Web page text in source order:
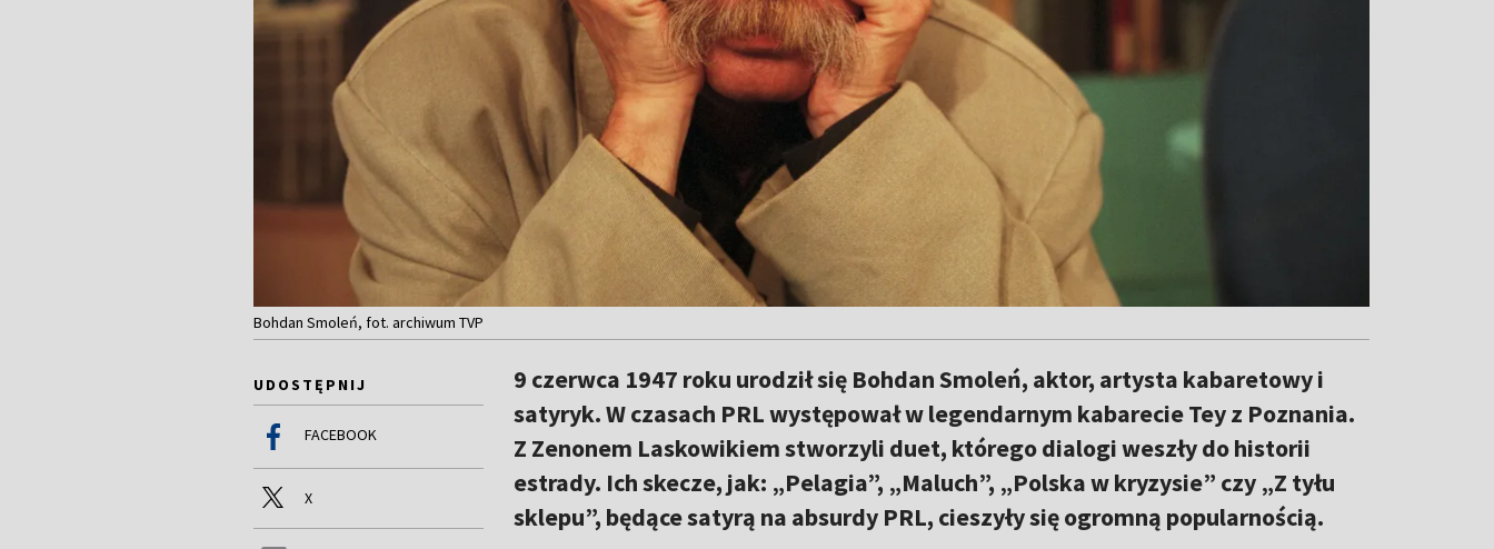
Bohdan Smoleń, fot. archiwum TVP
UDOSTĘPNIJ
FACEBOOK
X
9 czerwca 1947 roku urodził się Bohdan Smoleń, aktor, artysta kabaretowy i
satyryk. W czasach PRL występował w legendarnym kabarecie Tey z Poznania.
Z Zenonem Laskowikiem stworzyli duet, którego dialogi weszły do historii
estrady. Ich skecze, jak: „Pelagia”, „Maluch”, „Polska w kryzysie” czy „Z tyłu
sklepu”, będące satyrą na absurdy PRL, cieszyły się ogromną popularnością.